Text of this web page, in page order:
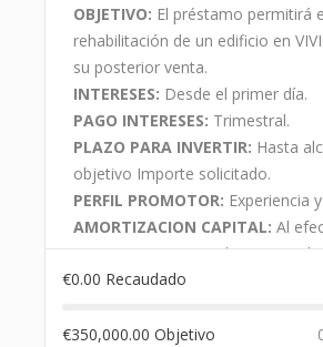
Ubicacion
INFORMACION SOBRE EL
PROMOTOR
La sociedad promotora
INVESMENT SL) se constituyó en
inmueble y promoción de la obra.
OBJETIVO: El préstamo permitirá
rehabilitación de un edificio en
su posterior venta.
INTERESES: Desde el primer día.
PAGO INTERESES: Trimestral.
PLAZO PARA INVERTIR: Hasta
objetivo Importe solicitado.
PERFIL PROMOTOR: Experiencia
AMORTIZACION CAPITAL: Al
UBICACION:Extraordinaria, en el
histórico-turístico de Valencia.
€0.00 Recaudado
€350,000.00 Objetivo